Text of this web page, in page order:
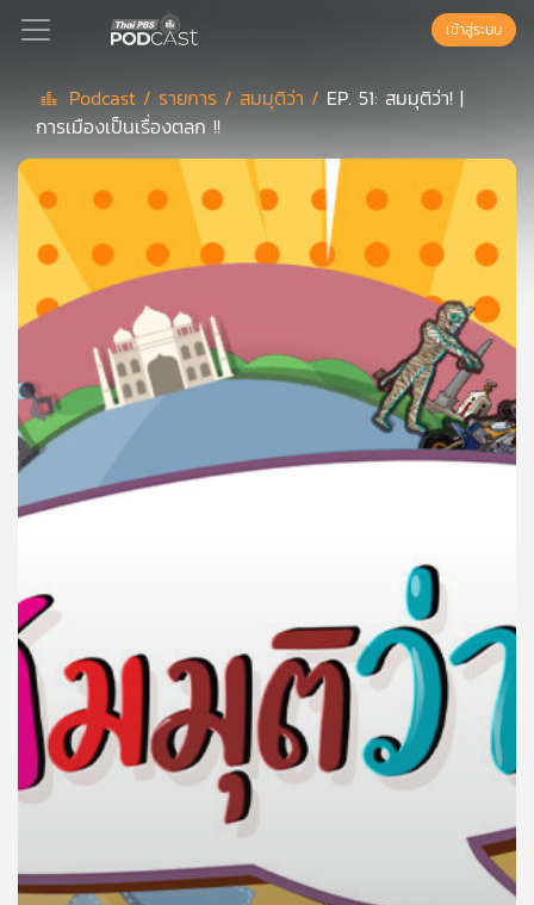
Podcast
เพล
สต์
แนะนำ
เพล
ย์
ลิ
ของ
เพลง
บทความ
ข่าว
เข้าสู่ระบบ
Podcast / รายการ /สมมุติว่า / EP. 51: สมมุติว่า! |
การเมืองเป็นเรื่องตลก !!